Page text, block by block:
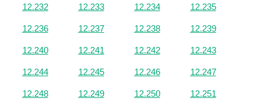
12.232 12.233 12.234 12.235
12.236 12.237 12.238 12.239
12.240 12.241 12.242 12.243
12.244 12.245 12.246 12.247
12.248 12.249 12.250 12.251